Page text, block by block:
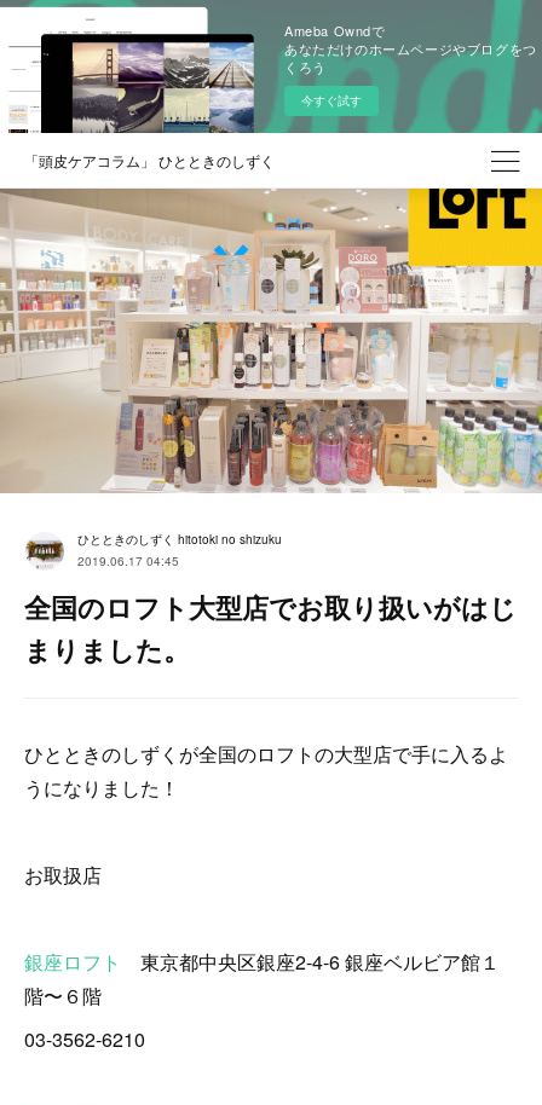
Ameba Owndで
あなただけのホームページやブログをつ
くろう
今すぐ試す
「頭皮ケアコラム」 ひとときのしずく
ひとときのしずく hitotoki no shizuku
2019.06.17 04:45
全国のロフト大型店でお取り扱いがはじ
まりました。
ひとときのしずくが全国のロフトの大型店で手に入るよ
うになりました！
お取扱店
銀座ロフト
東京都中央区銀座2-4-6 銀座ベルビア館１
階〜６階
03-3562-6210